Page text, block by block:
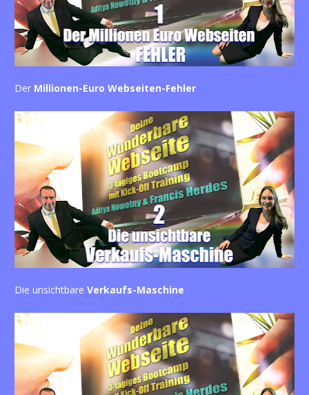
Der Millionen-Euro Webseiten-Fehler
Die unsichtbare Verkaufs-Maschine